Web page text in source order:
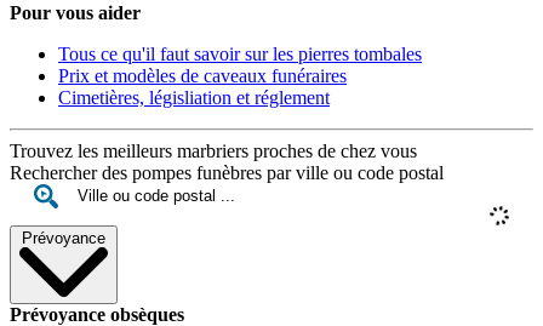
Pour vous aider
Tous ce qu'il faut savoir sur les pierres tombales
Prix et modèles de caveaux funéraires
Cimetières, législiation et réglement
Trouvez les meilleurs marbriers proches de chez vous
Rechercher des pompes funèbres par ville ou code postal
Prévoyance
Prévoyance obsèques